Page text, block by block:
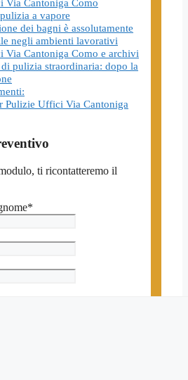
a vapore
dei bagni è assolutamente
negli ambienti lavorativi
Via Cantoniga Como e archivi
pulizia straordinaria: dopo la
Pulizie Uffici Via Cantoniga
ti ricontatteremo il
*